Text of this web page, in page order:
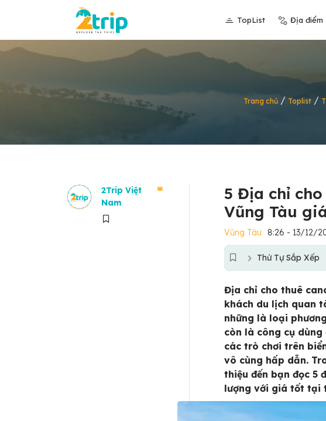
TopList Địa điểm
Trang chủ / Toplist /
2Trip Việt
Nam
5 Địa chỉ
Vũng Tàu
Vũng Tàu 8:26 - 13/12/
Thứ Tự Sắp Xếp
Địa chỉ cho thuê
khách du lịch quan
những là loại
còn là công cụ
các trò chơi trên
vô cùng hấp dẫn.
thiệu đến bạn đọc 5
lượng với giá tốt tại